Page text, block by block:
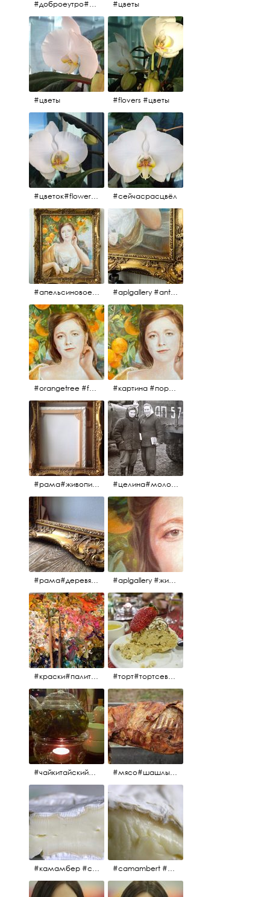
#доброеутро#май#солнце#цветы #майсолнцецветы #цветы
#цветы #flovers #цветы
#цветок#flowers #💜🌸 #сейчасрасцвёл
#апельсиновоедерево #плодородие #изобилие #картина #портрет #живопись #девушка #апельсиновоедерево #плодородие #рама #антикварнаярама #антиквариат #antiques #abundance #aplgallery #portrait #painting #frame #fertility #orangetree @aplgallery #aplgallery #antiques #painting #portrait #frame #antiqueframe #abundance #fertility #orangetree #антиквариат#картина#фрагмент #живопись #улыбка #девушка #портрет #рама #антикварнаярама #изобилие #плодородие #апельсиновоедерево
#orangetree #fertility #abundance #portrait #painting #живопись #портрет #картина #девушка #улыбка #aplgallery #картина #портрет #живопись #апельсиновоедерево # девушка #улыбка #изобилие #плодородие #painting #portrait #abundance #fertility #orangetree #aplgallery
#рама#живопись#антиквариат#спб#aplgallery #целина#молодёжьнацелине#комсомолки#50тыегода #50тые#СССР
#рама#деревяннаярама#антиквариат#живопись#aplgallery #aplgallery #живопись #портрет
#краски#палитра#картина#живопись#aplgallery #торт#тортсевер#север#severspb#северметрополь#безе#безесклубникой#тортвоздушный#тортсбезе#cake#meringuecake#meringuecakewithstrawberries @sever_metropol
#чайкитайский#чай#tea#teachinese @chinacook.ru #мясо#шашлык#шашлыкмашлык #пальчикиоближешь
#камамбер #сыр #camambert #camambert #сыр#камамбер